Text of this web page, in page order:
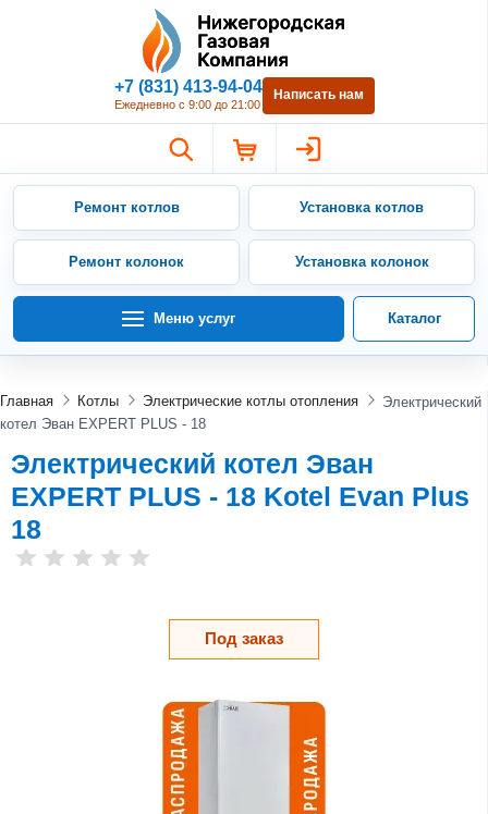
Нижегородская Газовая
+7 (831) 413-94-04
Ежедневно с 9:00 до 21:00
Написать нам
Ремонт котлов Установка котлов
Ремонт колонок Установка колонок
Меню услуг Каталог
Главная Котлы Электрические котлы отопления
Электрический
котел Эван EXPERT PLUS - 18
Электрический котел Эван
EXPERT PLUS - 18 Kotel Evan Plus
18
Под заказ